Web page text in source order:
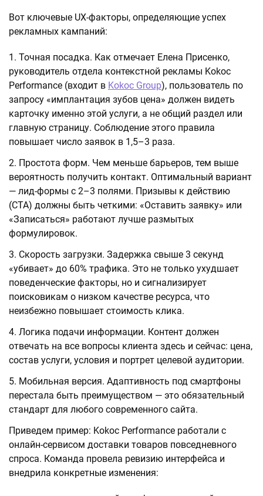
Вот ключевые UX-факторы, определяющие успех
рекламных кампаний:
Точная посадка. Как отмечает Елена Присенко,
руководитель отдела контекстной рекламы Kokoc
Performance (входит в Kokoc Group), пользователь по
запросу «имплантация зубов цена» должен видеть
карточку именно этой услуги, а не общий раздел или
главную страницу. Соблюдение этого правила
повышает число заявок в 1,5–3 раза.
Простота форм. Чем меньше барьеров, тем выше
вероятность получить контакт. Оптимальный вариант
— лид-формы с 2–3 полями. Призывы к действию
(CTA) должны быть четкими: «Оставить заявку» или
«Записаться» работают лучше размытых
формулировок.
Скорость загрузки. Задержка свыше 3 секунд
«убивает» до 60% трафика. Это не только ухудшает
поведенческие факторы, но и сигнализирует
поисковикам о низком качестве ресурса, что
неизбежно повышает стоимость клика.
Логика подачи информации. Контент должен
отвечать на все вопросы клиента здесь и сейчас: цена,
состав услуги, условия и портрет целевой аудитории.
Мобильная версия. Адаптивность под смартфоны
перестала быть преимуществом — это обязательный
стандарт для любого современного сайта.
Приведем пример: Kokoc Performance работали с
онлайн-сервисом доставки товаров повседневного
спроса. Команда провела ревизию интерфейса и
внедрила конкретные изменения: